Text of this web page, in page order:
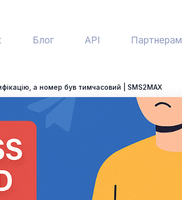
Блог API Партнерам
а номер був тимчасовий | SMS2MAX